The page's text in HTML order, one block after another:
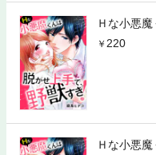
Ｈな小悪
220
Ｈな小悪